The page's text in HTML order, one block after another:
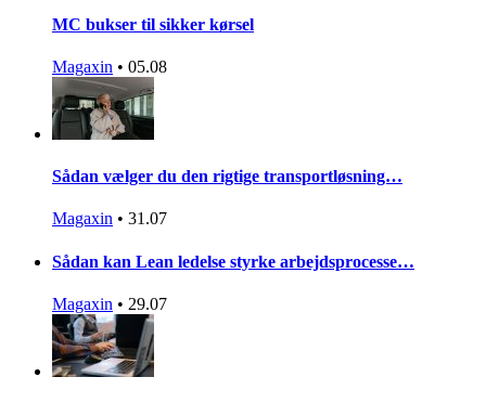
MC bukser til sikker kørsel
Magaxin • 05.08
Sådan vælger du den rigtige transportløsning…
Magaxin • 31.07
Sådan kan Lean ledelse styrke arbejdsprocesse…
Magaxin • 29.07